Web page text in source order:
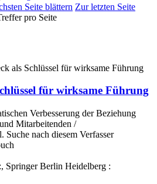
Seite blättern Zur letzten Seite
pro Seite
für wirksame Führung
Verbesserung der Beziehung
Mitarbeitenden /
Suche nach diesem Verfasser
Springer Berlin Heidelberg :